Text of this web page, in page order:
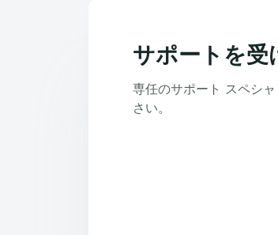
サポートを受
専任のサポート スペシ
さい。